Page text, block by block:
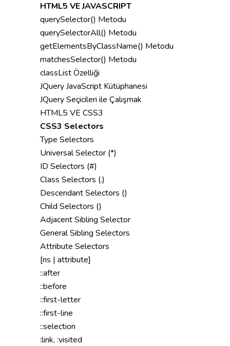
HTML5 VE JAVASCRIPT
querySelector() Metodu
querySelectorAll() Metodu
getElementsByClassName() Metodu
matchesSelector() Metodu
classList Özelliği
JQuery JavaScript Kütüphanesi
JQuery Seçicileri ile Çalışmak
HTML5 VE CSS3
CSS3 Selectors
Type Selectors
Universal Selector (*)
ID Selectors (#)
Class Selectors (.)
Descendant Selectors ()
Child Selectors ()
Adjacent Sibling Selector
General Sibling Selectors
Attribute Selectors
[ns | attribute]
::after
::before
::first-letter
::first-line
::selection
:link, :visited